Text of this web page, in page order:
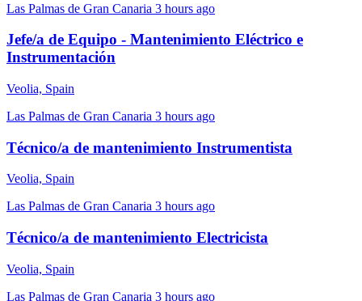
Las Palmas de Gran Canaria 3 hours ago
Jefe/a de Equipo - Mantenimiento Eléctrico e
Instrumentación
Veolia, Spain
Las Palmas de Gran Canaria 3 hours ago
Técnico/a de mantenimiento Instrumentista
Veolia, Spain
Las Palmas de Gran Canaria 3 hours ago
Técnico/a de mantenimiento Electricista
Veolia, Spain
Las Palmas de Gran Canaria 3 hours ago